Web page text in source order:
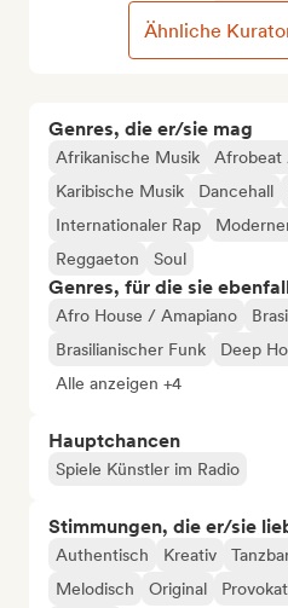
Genres, die er/sie mag
Afrikanische Musik
Afrobeat
Karibische Musik
Dancehall
Internationaler Rap
Reggaeton
Soul
Genres, für die sie
Afro House / Amapiano
Brasilianischer Funk
Deep
Alle anzeigen +4
Hauptchancen
Spiele Künstler im Radio
Stimmungen, die er/sie
Authentisch Kreativ
Melodisch
Original
Ähnliche